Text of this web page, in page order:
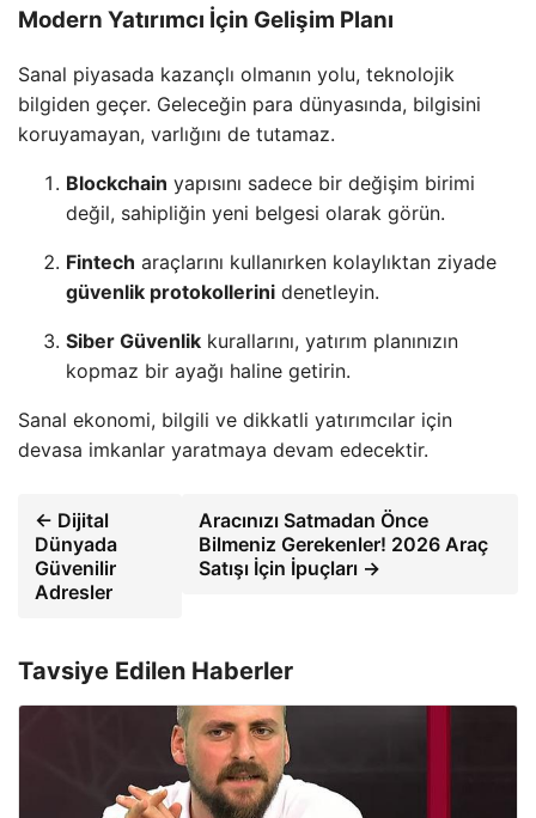
Modern Yatırımcı İçin Gelişim Planı
Sanal piyasada kazançlı olmanın yolu, teknolojik
bilgiden geçer. Geleceğin para dünyasında, bilgisini
koruyamayan, varlığını de tutamaz.
Blockchain yapısını sadece bir değişim birimi
değil, sahipliğin yeni belgesi olarak görün.
Fintech araçlarını kullanırken kolaylıktan ziyade
güvenlik protokollerini denetleyin.
Siber Güvenlik kurallarını, yatırım planınızın
kopmaz bir ayağı haline getirin.
Sanal ekonomi, bilgili ve dikkatli yatırımcılar için
devasa imkanlar yaratmaya devam edecektir.
← Dijital
Dünyada
Güvenilir
Adresler
Aracınızı Satmadan Önce
Bilmeniz Gerekenler! 2026 Araç
Satışı İçin İpuçları →
Tavsiye Edilen Haberler